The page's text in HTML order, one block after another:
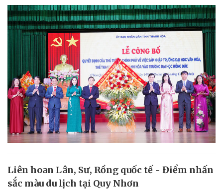
Liên hoan Lân, Sư, Rồng quốc tế - Điểm nhấn
sắc màu du lịch tại Quy Nhơn